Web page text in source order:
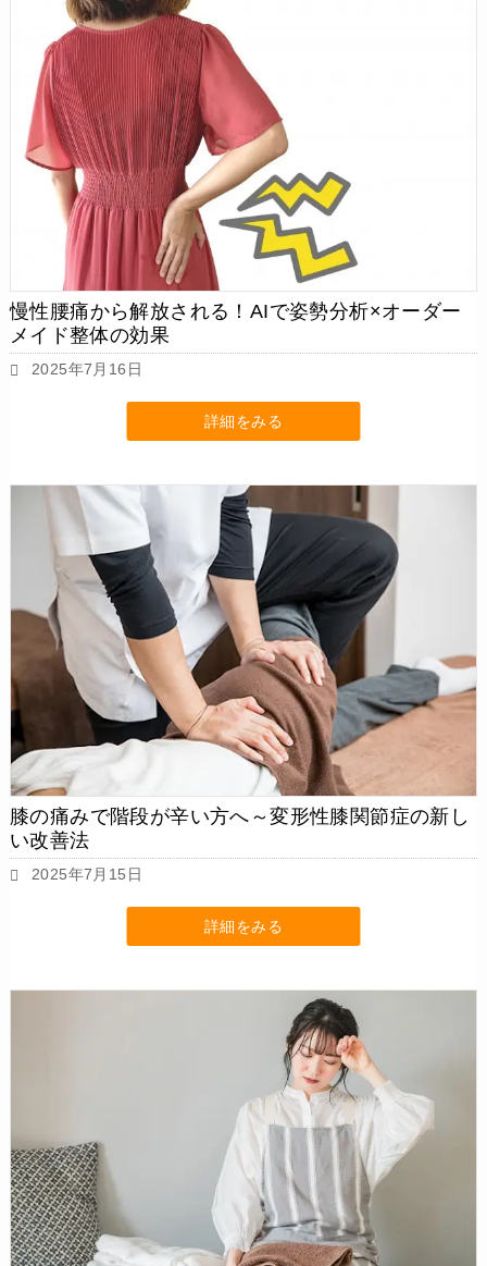
慢性腰痛から解放される！AIで姿勢分析×オーダー
メイド整体の効果
2025年7月16日
詳細をみる
膝の痛みで階段が辛い方へ～変形性膝関節症の新し
い改善法
2025年7月15日
詳細をみる